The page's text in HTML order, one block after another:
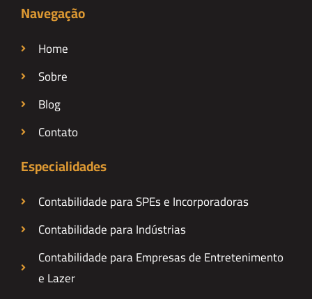
Navegação
Home
Sobre
Blog
Contato
Especialidades
Contabilidade para SPEs e Incorporadoras
Contabilidade para Indústrias
Contabilidade para Empresas de Entretenimento
e Lazer